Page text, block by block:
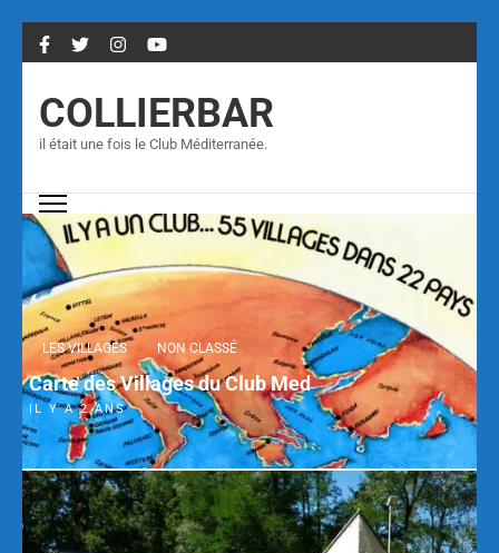
COLLIERBAR
il était une fois le Club Méditerranée.
LES VILLAGES NON CLASSÉ
Carte des Villages du Club Med
IL Y A 2 ANS